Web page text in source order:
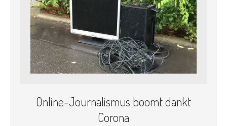
Online-Journalismus boomt dankt
Corona